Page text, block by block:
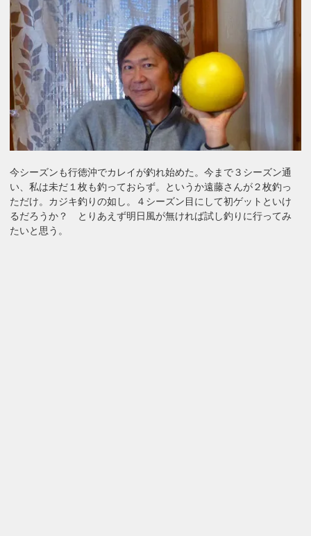
今シーズンも行徳沖でカレイが釣れ始めた。今まで３シーズン通
い、私は未だ１枚も釣っておらず。というか遠藤さんが２枚釣っ
ただけ。カジキ釣りの如し。４シーズン目にして初ゲットといけ
るだろうか？ とりあえず明日風が無ければ試し釣りに行ってみ
たいと思う。